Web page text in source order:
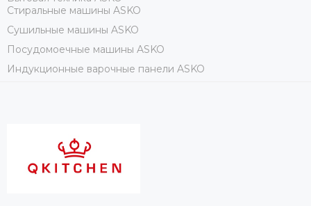
Стиральные машины ASKO
Сушильные машины ASKO
Посудомоечные машины ASKO
Индукционные варочные панели ASKO